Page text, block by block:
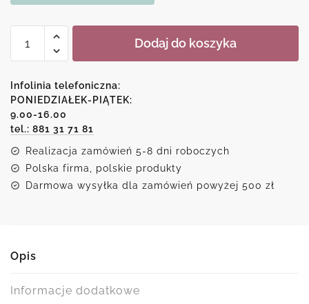
Tapeta
liście
na
czarnym
tle
Dodaj do koszyka
Infolinia telefoniczna:
PONIEDZIAŁEK-PIĄTEK:
9.00-16.00
tel.: 881 31 71 81
Realizacja zamówień 5-8 dni roboczych
Polska firma, polskie produkty
Darmowa wysyłka dla zamówień powyżej 500 zł
Opis
Informacje dodatkowe